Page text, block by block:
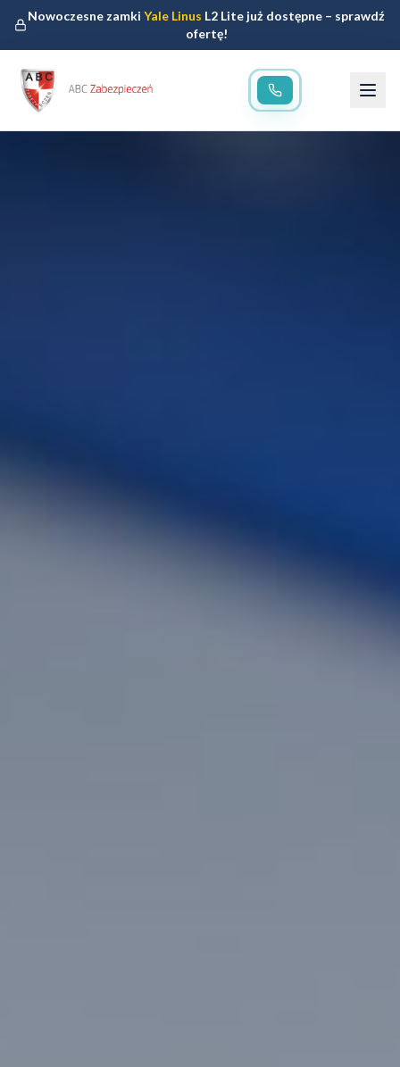
Nowoczesne zamkiYale Linus L2 Lite już dostępne – sprawdź
ofertę!